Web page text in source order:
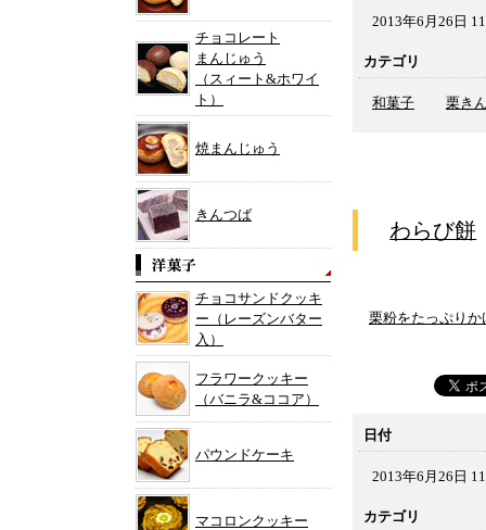
チョコレート
まんじゅう
（スィート&ホワイ
ト）
焼まんじゅう
きんつば
チョコサンドクッキ
ー（レーズンバター
入）
フラワークッキー
（バニラ&ココア）
パウンドケーキ
マコロンクッキー
2013年6月26日
カテゴリ
和菓子 栗き
わらび餅
栗粉をたっぷり
日付
2013年6月26日
カテゴリ